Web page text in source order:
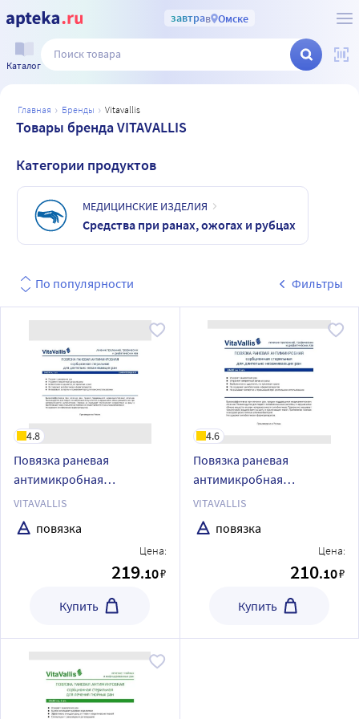
завтрав Омске
Каталог
главная бренды vitavallis
Товары бренда VITAVALLIS
Категории продуктов
МЕДИЦИНСКИЕ ИЗДЕЛИЯ
Средства при ранах, ожогах и рубцах
По популярности Фильтры
4.8
Повязка раневая
антимикробная
сорбционная стерильная
для длительно
незаживающих ран
самоклеющаяся vitavallis
VITAVALLIS
повязка
Цена:
219.10₽
Купить
4.6
Повязка раневая
антимикробная
сорбционная стерильная
для лечения длительно
незаживающих ран
VITAVALLIS
повязка
Цена:
210.10₽
Купить